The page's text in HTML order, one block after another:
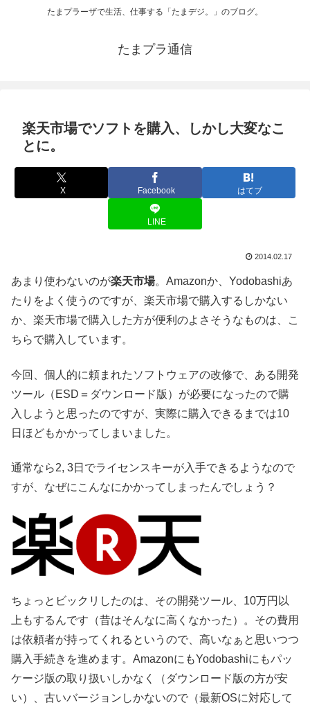
たまプラーザで生活、仕事する「たまデジ。」のブログ。
たまプラ通信
楽天市場でソフトを購入、しかし大変なこ
とに。
X Facebook はてブ
LINE
2014.02.17
あまり使わないのが楽天市場。Amazonか、Yodobashiあ
たりをよく使うのですが、楽天市場で購入するしかない
か、楽天市場で購入した方が便利のよさそうなものは、こ
ちらで購入しています。
今回、個人的に頼まれたソフトウェアの改修で、ある開発
ツール（ESD＝ダウンロード版）が必要になったので購
入しようと思ったのですが、実際に購入できるまでは10
日ほどもかかってしまいました。
通常なら2, 3日でライセンスキーが入手できるようなので
すが、なぜにこんなにかかってしまったんでしょう？
ちょっとビックリしたのは、その開発ツール、10万円以
上もするんです（昔はそんなに高くなかった）。その費用
は依頼者が持ってくれるというので、高いなぁと思いつつ
購入手続きを進めます。AmazonにもYodobashiにもパッ
ケージ版の取り扱いしかなく（ダウンロード版の方が安
い）、古いバージョンしかないので（最新OSに対応して